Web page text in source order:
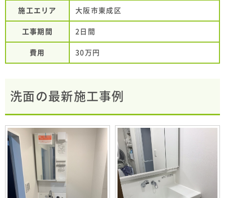
施工エリア 大阪市東成区
工事期間 2日間
費用 30万円
洗面の最新施工事例